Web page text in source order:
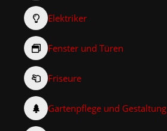
Elektriker
Fenster und Türen
Friseure
Gartenpflege und Gestaltung